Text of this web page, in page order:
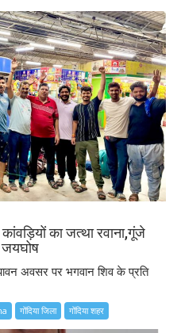
कांवड़ियों का जत्था रवाना,गूंजे
जयघोष
अवसर पर भगवान शिव के प्रति
गोंदिया जिला गोंदिया शहर